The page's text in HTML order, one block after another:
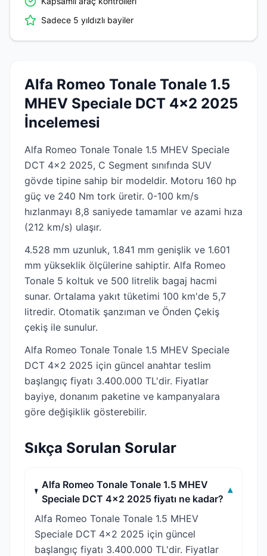
Sadece 5 yıldızlı bayiler
Alfa Romeo Tonale Tonale 1.5
MHEV Speciale DCT 4x2 2025
İncelemesi
Alfa Romeo Tonale Tonale 1.5 MHEV Speciale
DCT 4x2 2025, C Segment sınıfında SUV
gövde tipine sahip bir modeldir. Motoru 160 hp
güç ve 240 Nm tork üretir. 0-100 km/s
hızlanmayı 8,8 saniyede tamamlar ve azami hıza
(212 km/s) ulaşır.
4.528 mm uzunluk, 1.841 mm genişlik ve 1.601
mm yükseklik ölçülerine sahiptir. Alfa Romeo
Tonale 5 koltuk ve 500 litrelik bagaj hacmi
sunar. Ortalama yakıt tüketimi 100 km'de 5,7
litredir. Otomatik şanzıman ve Önden Çekiş
çekiş ile sunulur.
Alfa Romeo Tonale Tonale 1.5 MHEV Speciale
DCT 4x2 2025 için güncel anahtar teslim
başlangıç fiyatı 3.400.000 TL'dir. Fiyatlar
bayiye, donanım paketine ve kampanyalara
göre değişiklik gösterebilir.
Sıkça Sorulan Sorular
Alfa Romeo Tonale Tonale 1.5 MHEV
Speciale DCT 4x2 2025 fiyatı ne kadar?
▾
Alfa Romeo Tonale Tonale 1.5 MHEV
Speciale DCT 4x2 2025 için güncel
başlangıç fiyatı 3.400.000 TL'dir. Fiyatlar